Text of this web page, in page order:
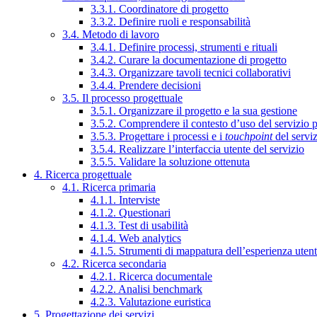
3.3.1. Coordinatore di progetto
3.3.2. Definire ruoli e responsabilità
3.4. Metodo di lavoro
3.4.1. Definire processi, strumenti e rituali
3.4.2. Curare la documentazione di progetto
3.4.3. Organizzare tavoli tecnici collaborativi
3.4.4. Prendere decisioni
3.5. Il processo progettuale
3.5.1. Organizzare il progetto e la sua gestione
3.5.2. Comprendere il contesto d’uso del servizio
3.5.3. Progettare i processi e i touchpointdel
3.5.4. Realizzare l’interfaccia utente del servizio
3.5.5. Validare la soluzione ottenuta
4. Ricerca progettuale
4.1. Ricerca primaria
4.1.1. Interviste
4.1.2. Questionari
4.1.3. Test di usabilità
4.1.4. Web analytics
4.1.5. Strumenti di mappatura dell’esperienza
4.2. Ricerca secondaria
4.2.1. Ricerca documentale
4.2.2. Analisi benchmark
4.2.3. Valutazione euristica
5. Progettazione dei servizi